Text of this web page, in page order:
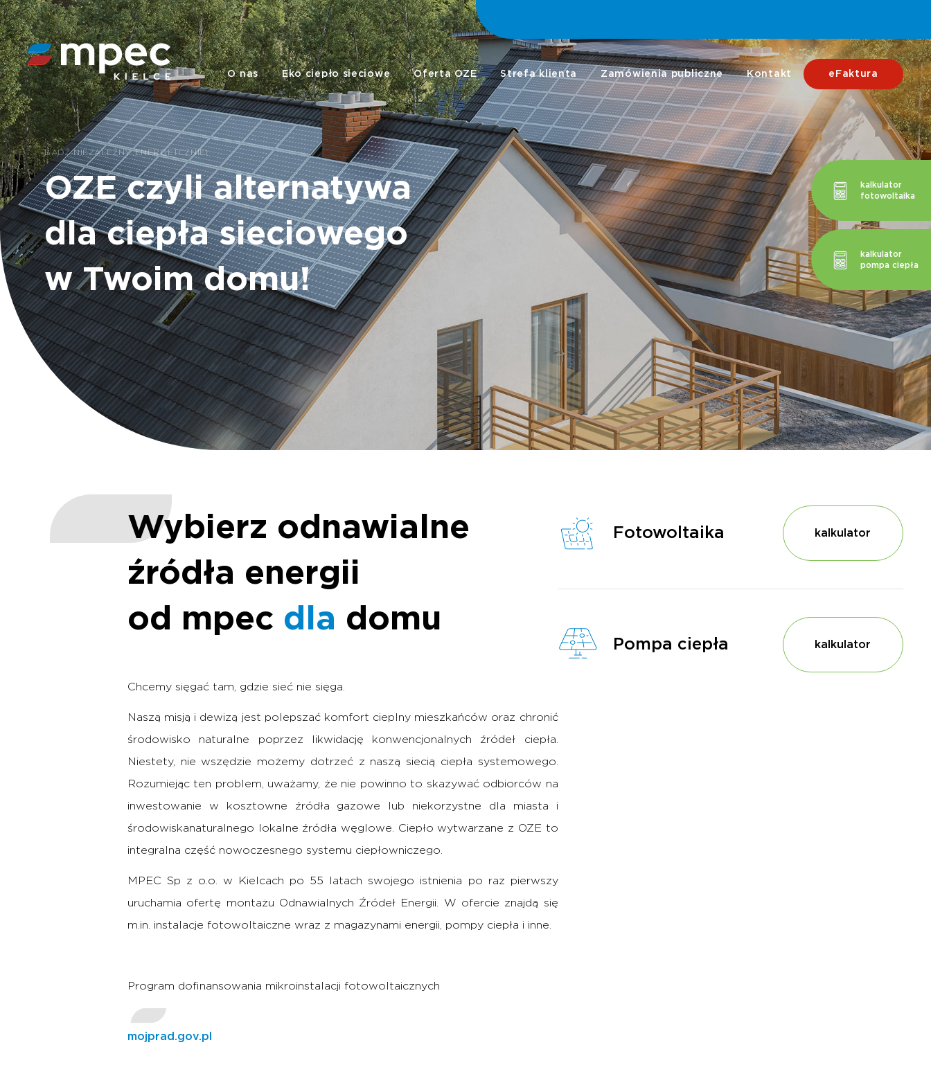
O nas Eko ciepło sieciowe Oferta OZE Strefa klienta Zamówienia publiczne Kontakt eFaktura
BĄDŹ NIEZALEŻNY ENERGETCZNIE!
OZE czyli alternatywa
dla ciepła sieciowego
w Twoim domu!
kalkulator
fotowoltaika
kalkulator
pompa ciepła
Wybierz odnawialne
źródła energii
od mpec dla domu
Chcemy sięgać tam, gdzie sieć nie sięga.
Naszą misją i dewizą jest polepszać komfort cieplny mieszkańców oraz chronić
środowisko naturalne poprzez likwidację konwencjonalnych źródeł ciepła.
Niestety, nie wszędzie możemy dotrzeć z naszą siecią ciepła systemowego.
Rozumiejąc ten problem, uważamy, że nie powinno to skazywać odbiorców na
inwestowanie w kosztowne źródła gazowe lub niekorzystne dla miasta i
środowiskanaturalnego lokalne źródła węglowe. Ciepło wytwarzane z OZE to
integralna część nowoczesnego systemu ciepłowniczego.
MPEC Sp z o.o. w Kielcach po 55 latach swojego istnienia po raz pierwszy
uruchamia ofertę montażu Odnawialnych Źródeł Energii. W ofercie znajdą się
m.in. instalacje fotowoltaiczne wraz z magazynami energii, pompy ciepła i inne.
Program dofinansowania mikroinstalacji fotowoltaicznych
mojprad.gov.pl
Fotowoltaika kalkulator
Pompa ciepła kalkulator